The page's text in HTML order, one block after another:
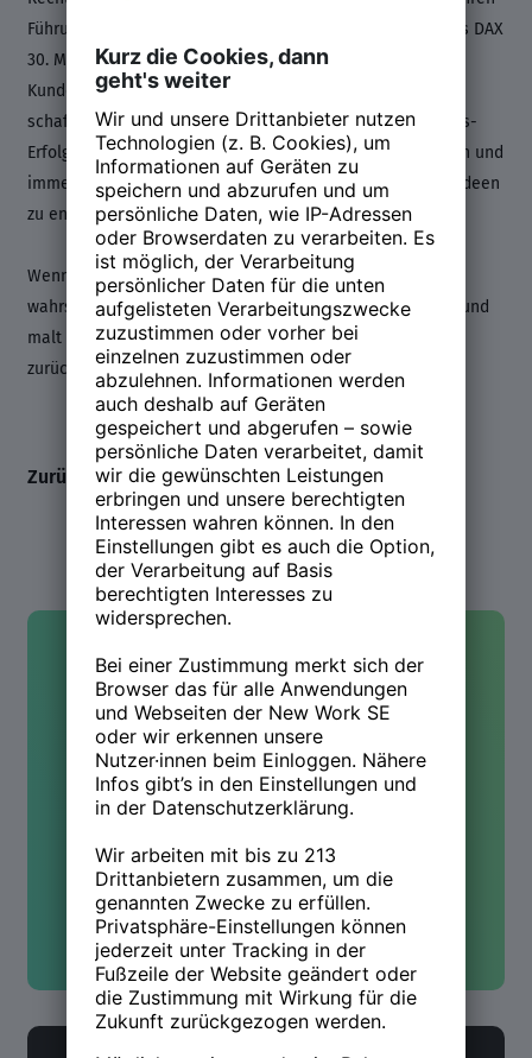
Führungs- und Umsetzungserfahrung – von Mittelstand bis DAX
30. Marco hat stets den Anspruch gemeinsam mit seinen
Kunden realistische, rasche Umsetzungsmöglichkeiten zu
schaffen, die auf Systemwirkung und messbaren Business-
Erfolg abzielen. Dabei den „Anfänger-Geist“ beizubehalten und
immer wieder unvoreingenommen neue, ungewöhnliche Ideen
zu entwickeln, ist ihm besonders wichtig.
Wenn Marco nicht für HRpepper unterwegs ist, kocht er
wahrscheinlich gerade für seine Familie, steht im Atelier und
malt oder hat sich in seine Bibliothek zum Lesen
zurückgezogen.
Zurück zum Line-up
Kontakt
Hast Du Fragen oder wolltest
mehr wissen? Wir sind für Dich
da!
Kontakt aufnehmen